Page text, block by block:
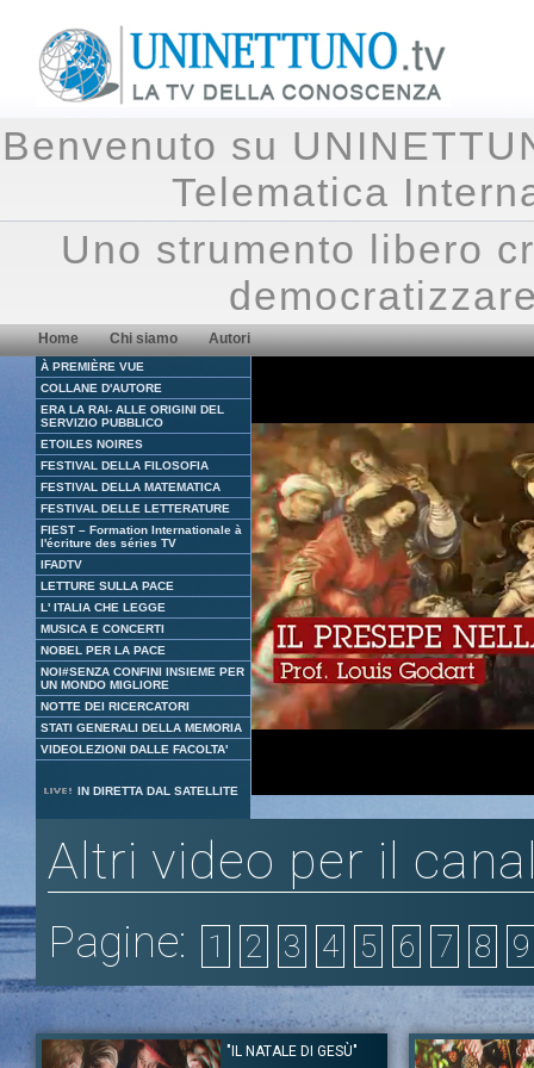
Benvenuto su
Telematica
Uno strumento libero
Home Chi siamo Autori
À PREMIÈRE VUE
COLLANE D'AUTORE
ERA LA RAI- ALLE ORIGINI DEL
SERVIZIO PUBBLICO
ETOILES NOIRES
FESTIVAL DELLA FILOSOFIA
FESTIVAL DELLA MATEMATICA
FESTIVAL DELLE LETTERATURE
FIEST – Formation Internationale à
l'écriture des séries TV
IFADTV
LETTURE SULLA PACE
L' ITALIA CHE LEGGE
MUSICA E CONCERTI
NOBEL PER LA PACE
NOI#SENZA CONFINI INSIEME PER
UN MONDO MIGLIORE
NOTTE DEI RICERCATORI
STATI GENERALI DELLA MEMORIA
VIDEOLEZIONI DALLE FACOLTA'
IN DIRETTA DAL SATELLITE
6.14%
Altri video per il
Pagine: 1 2 3 4 5 6 7 8 9
"IL NATALE DI GESÙ"